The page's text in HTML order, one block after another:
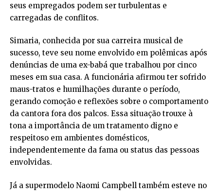
seus empregados podem ser turbulentas e
carregadas de conflitos.
Simaria, conhecida por sua carreira musical de
sucesso, teve seu nome envolvido em polêmicas após
denúncias de uma ex-babá que trabalhou por cinco
meses em sua casa. A funcionária afirmou ter sofrido
maus-tratos e humilhações durante o período,
gerando comoção e reflexões sobre o comportamento
da cantora fora dos palcos. Essa situação trouxe à
tona a importância de um tratamento digno e
respeitoso em ambientes domésticos,
independentemente da fama ou status das pessoas
envolvidas.
Já a supermodelo Naomi Campbell também esteve no